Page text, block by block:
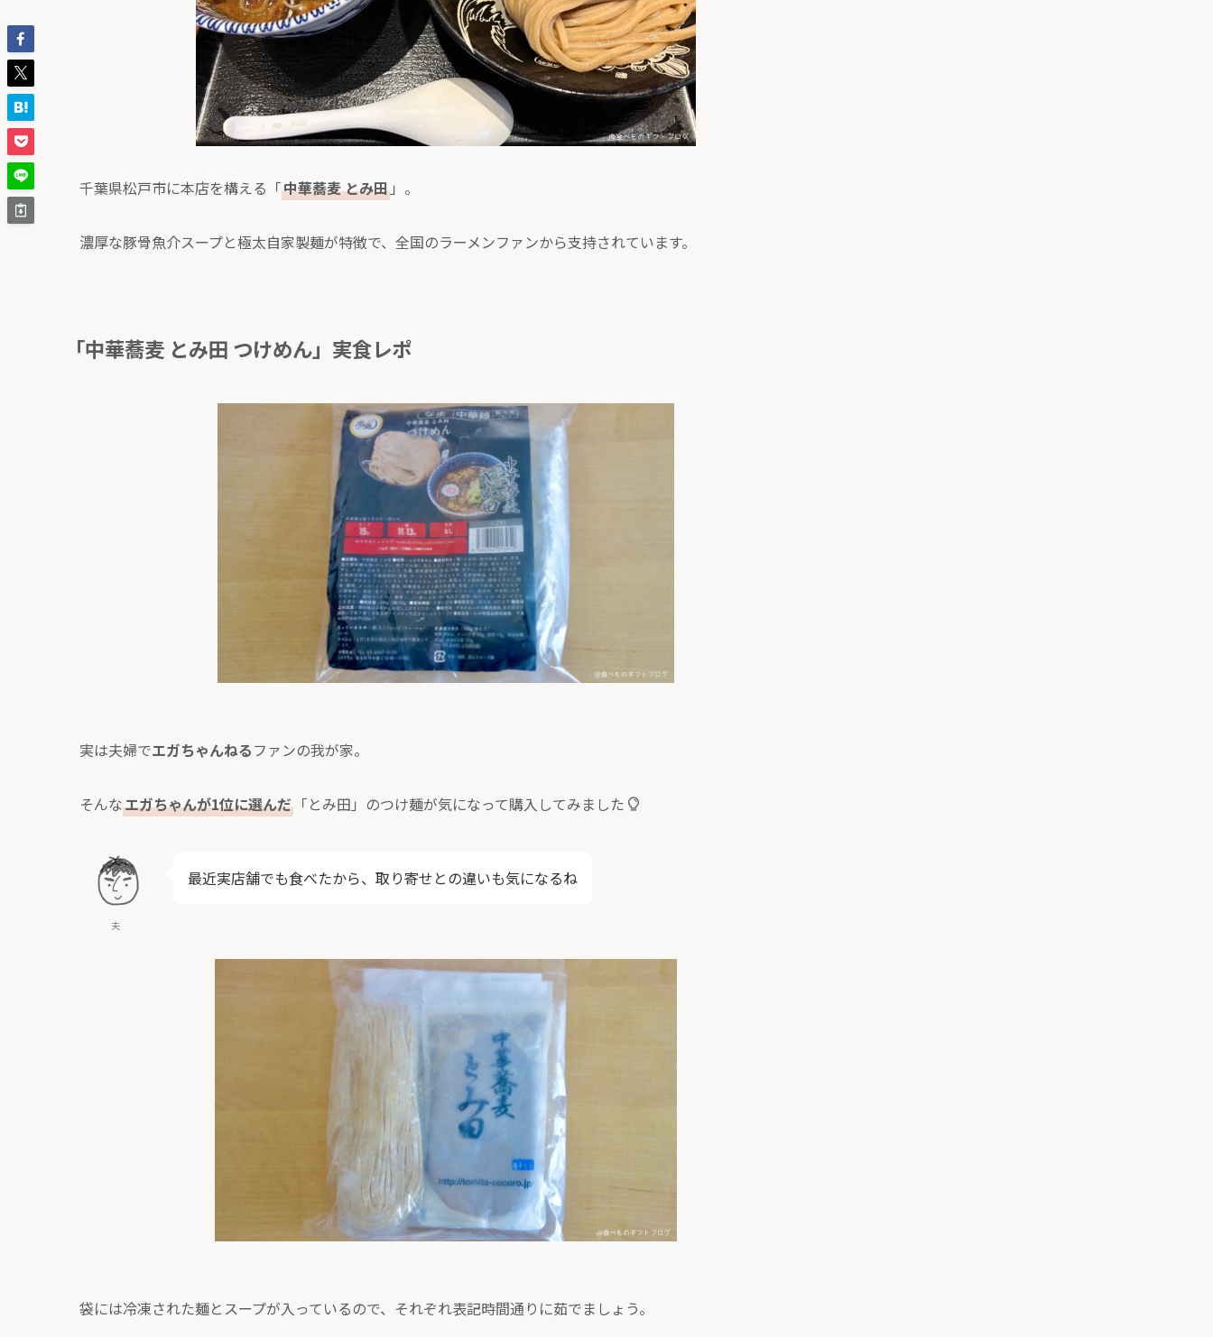
千葉県松戸市に本店を構える「中華蕎麦 とみ田 」。
濃厚な豚骨魚介スープと極太自家製麺が特徴で、全国のラーメンファンから支持されています。
「中華蕎麦 とみ田 つけめん」実食レポ
実は夫婦でエガちゃんねるファンの我が家。
そんなエガちゃんが1位に選んだ 「とみ田」のつけ麺が気になって購入してみました
夫
最近実店舗でも食べたから、取り寄せとの違いも気になるね
袋には冷凍された麺とスープが入っているので、それぞれ表記時間通りに茹でましょう。